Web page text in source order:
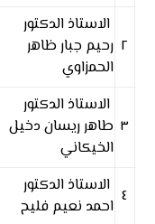
٢
الاستاذ الدكتور
رحيم جبار ظاهر
الحمزاوي
٣
الاستاذ الدكتور
طاهر ريسان دخيل
الخيكاني
٤ الاستاذ الدكتور
احمد نعيم فليح